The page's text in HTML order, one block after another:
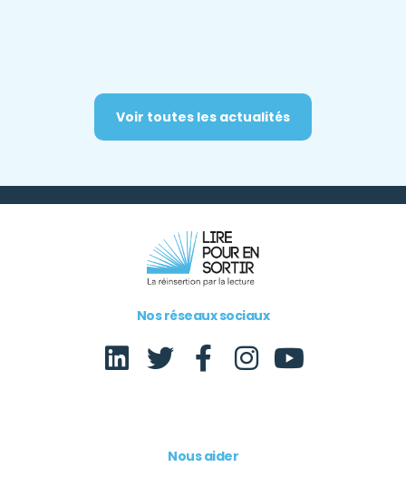
Voir toutes les actualités
Nos réseaux sociaux
Nous aider